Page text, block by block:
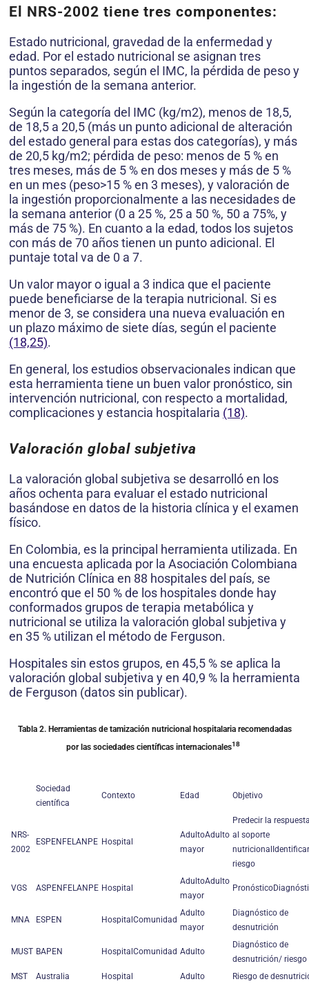
El NRS-2002 tiene tres componentes:
Estado nutri­cional, gravedad de la enfermedad y
edad. Por el estado nutricional se asignan tres
puntos separados, según el IMC, la pérdida de peso y
la ingestión de la semana anterior.
Según la categoría del IMC (kg/m2), menos de 18,5,
de 18,5 a 20,5 (más un punto adicional de alte­ración
del estado general para estas dos categorías), y más
de 20,5 kg/m2; pérdida de peso: menos de 5 % en
tres meses, más de 5 % en dos meses y más de 5 %
en un mes (peso>15 % en 3 meses), y valoración de
la inges­tión proporcionalmente a las necesidades de
la semana anterior (0 a 25 %, 25 a 50 %, 50 a 75%, y
más de 75 %). En cuanto a la edad, todos los sujetos
con más de 70 años tienen un punto adicional. El
puntaje total va de 0 a 7.
Un valor mayor o igual a 3 indica que el paciente
puede beneficiarse de la terapia nutricional. Si es
menor de 3, se considera una nueva evaluación en
un plazo máximo de siete días, según el paciente
(18,25).
En general, los estudios observacionales indican que
esta herramienta tiene un buen valor pronóstico, sin
intervención nutricional, con respecto a mortalidad,
complicaciones y estancia hospitalaria (18).
Valoración global subjetiva
La valoración global subjetiva se desarrolló en los
años ochenta para evaluar el estado nutricional
basándose en datos de la historia clínica y el examen
físico.
En Colombia, es la principal herramienta utilizada. En
una encuesta aplicada por la Asociación Colombiana
de Nutrición Clínica en 88 hospitales del país, se
encontró que el 50 % de los hospitales donde hay
conformados grupos de terapia metabólica y
nutricional se utiliza la valoración global subjetiva y
en 35 % utilizan el método de Ferguson.
Hospitales sin estos grupos, en 45,5 % se aplica la
valoración global subjetiva y en 40,9 % la herramienta
de Ferguson (datos sin publicar).
Tabla 2. Herramientas de tamización nutricional hospitalaria recomendadas
por las sociedades científicas internacionales18
Sociedad
científica
Contexto Edad Objetivo
NRS-
2002
ESPENFELANPE Hospital
AdultoAdulto
mayor
Predecir la
al soporte
nutricionalIdentificar
riesgo
VGS ASPENFELANPE Hospital
AdultoAdulto
mayor
MNA ESPEN HospitalComunidad
Adulto
mayor
Diagnóstico de
desnutrición
MUST BAPEN HospitalComunidad Adulto
Diagnóstico de
desnutrición/ riesgo
MST
Australia Hospital Adulto Riesgo de